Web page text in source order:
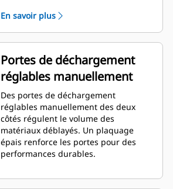
En savoir plus
Portes de déchargement
réglables manuellement
Des portes de déchargement
réglables manuellement des deux
côtés régulent le volume des
matériaux déblayés. Un plaquage
épais renforce les portes pour des
performances durables.